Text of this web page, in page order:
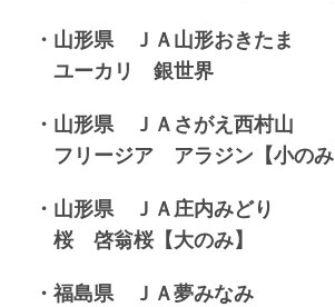
・山形県 ＪＡ山形おきたま
ユーカリ 銀世界
・山形県 ＪＡさがえ西村山
フリージア アラジン【小のみ
・山形県 ＪＡ庄内みどり
桜 啓翁桜【大のみ】
・福島県 ＪＡ夢みなみ